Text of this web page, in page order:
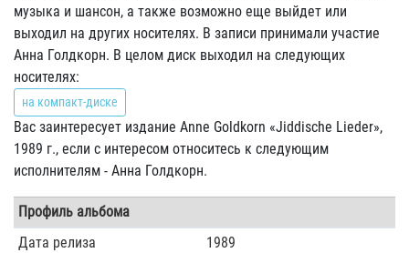
музыка и шансон, а также возможно еще выйдет или
выходил на других носителях. В записи принимали участие
Анна Голдкорн. В целом диск выходил на следующих
носителях:
на компакт-диске
Вас заинтересует издание Anne Goldkorn «Jiddische Lieder»,
1989 г., если с интересом относитесь к следующим
исполнителям - Анна Голдкорн.
Профиль альбома
Дата релиза
1989